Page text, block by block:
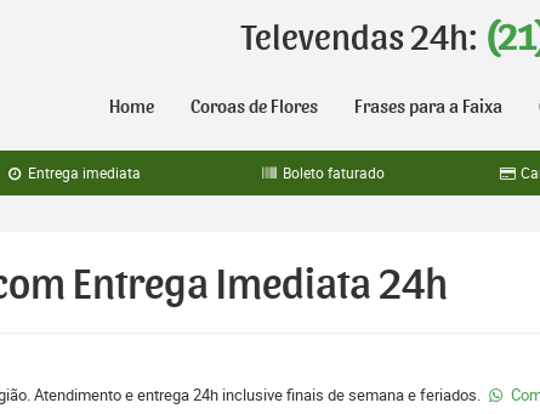
Televendas 24h:
Home Coroas de Flores Frases para a Faixa
Entrega imediata Boleto faturado
Entrega Imediata 24h
Atendimento e entrega 24h inclusive finais de semana e feriados.